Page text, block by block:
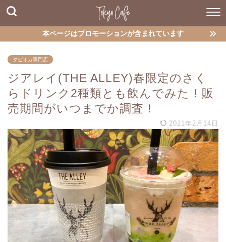
本ページはプロモーションが含まれています
タピオカ専門店
ジアレイ(THE ALLEY)春限定のさく
らドリンク2種類とも飲んでみた！販
売期間がいつまでか調査！
2021年2月14日